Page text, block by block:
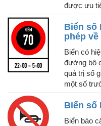
được ưu
Biển số
phép về
Biển có
đường bộ
quá trị số
một số
Biển số
Biển báo